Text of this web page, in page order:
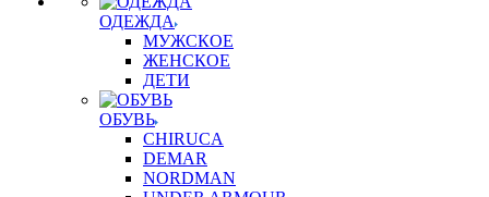
ОДЕЖДА
МУЖСКОЕ
ЖЕНСКОЕ
ДЕТИ
ОБУВЬ
CHIRUCA
DEMAR
NORDMAN